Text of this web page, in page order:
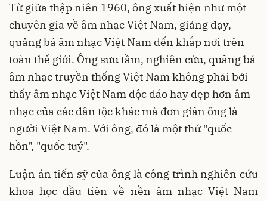
Từ giữa thập niên 1960, ông xuất hiện như một
chuyên gia về âm nhạc Việt Nam, giảng dạy,
quảng bá âm nhạc Việt Nam đến khắp nơi trên
toàn thế giới. Ông sưu tầm, nghiên cứu, quảng bá
âm nhạc truyền thống Việt Nam không phải bởi
thấy âm nhạc Việt Nam độc đáo hay đẹp hơn âm
nhạc của các dân tộc khác mà đơn giản ông là
người Việt Nam. Với ông, đó là một thứ "quốc
hồn", "quốc tuý".
Luận án tiến sỹ của ông là công trình nghiên cứu
khoa học đầu tiên về nền âm nhạc Việt Nam